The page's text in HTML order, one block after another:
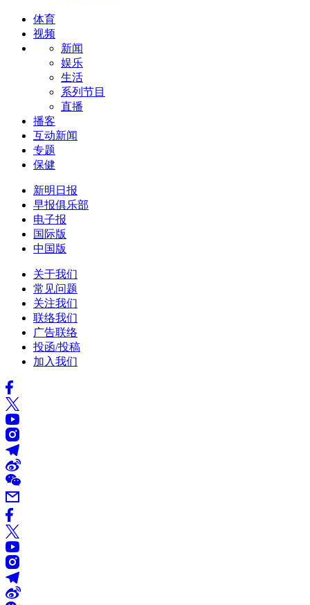
体育
视频
新闻
娱乐
生活
系列节目
直播
播客
互动新闻
专题
保健
新明日报
早报俱乐部
电子报
国际版
中国版
关于我们
常见问题
关注我们
联络我们
广告联络
投函/投稿
加入我们